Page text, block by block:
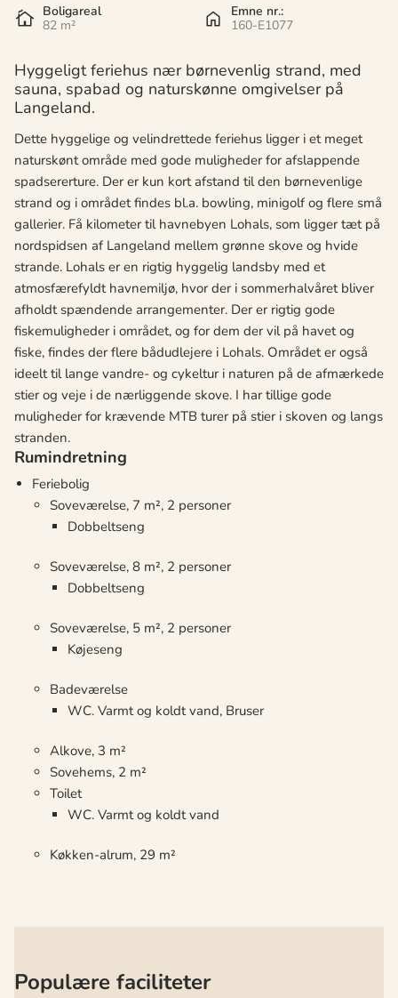
Boligareal
82 m²
Emne nr.:
160-E1077
Hyggeligt feriehus nær børnevenlig strand, med
sauna, spabad og naturskønne omgivelser på
Langeland.
Dette hyggelige og velindrettede feriehus ligger i et meget
naturskønt område med gode muligheder for afslappende
spadsererture. Der er kun kort afstand til den børnevenlige
strand og i området findes bl.a. bowling, minigolf og flere små
gallerier. Få kilometer til havnebyen Lohals, som ligger tæt på
nordspidsen af Langeland mellem grønne skove og hvide
strande. Lohals er en rigtig hyggelig landsby med et
atmosfærefyldt havnemiljø, hvor der i sommerhalvåret bliver
afholdt spændende arrangementer. Der er rigtig gode
fiskemuligheder i området, og for dem der vil på havet og
fiske, findes der flere bådudlejere i Lohals. Området er også
ideelt til lange vandre- og cykeltur i naturen på de afmærkede
stier og veje i de nærliggende skove. I har tillige gode
muligheder for krævende MTB turer på stier i skoven og langs
stranden.
Rumindretning
Feriebolig
Soveværelse, 7 m², 2 personer
Dobbeltseng
Soveværelse, 8 m², 2 personer
Dobbeltseng
Soveværelse, 5 m², 2 personer
Køjeseng
Badeværelse
WC. Varmt og koldt vand, Bruser
Alkove, 3 m²
Sovehems, 2 m²
Toilet
WC. Varmt og koldt vand
Køkken-alrum, 29 m²
Populære faciliteter